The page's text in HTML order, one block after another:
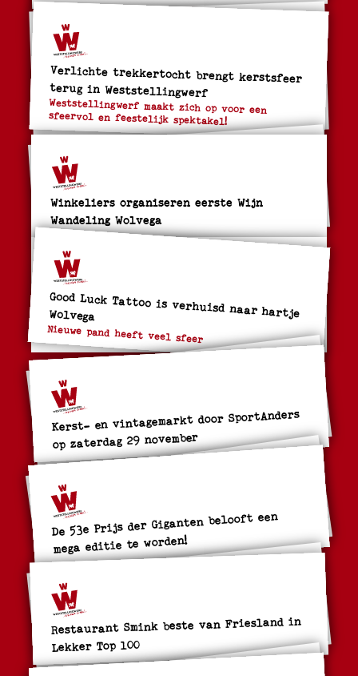
Verlichte trekkertocht brengt kerstsfeer
terug in Weststellingwerf
Weststellingwerf maakt zich op voor een
sfeervol en feestelijk spektakel!
Winkeliers organiseren eerste Wijn
Wandeling Wolvega
Good Luck Tattoo is verhuisd naar hartje Wolvega
Nieuwe pand heeft veel sfeer
Kerst- en vintagemarkt door SportAnders
op zaterdag 29 november
De 53e Prijs der Giganten belooft een
mega editie te worden!
Restaurant Smink beste van Friesland in
Lekker Top 100